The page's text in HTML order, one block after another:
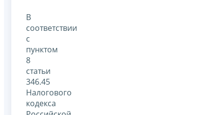
В
соответствии
с
пунктом
8
статьи
346.45
Налогового
кодекса